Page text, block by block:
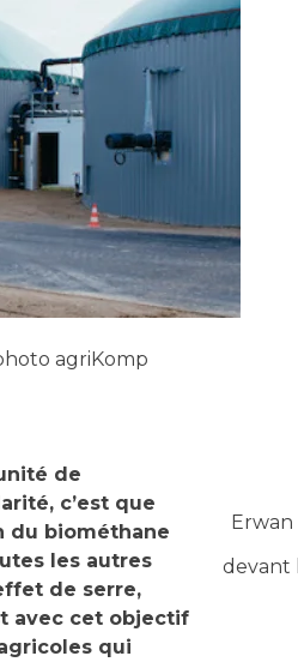
agriKomp
devant
de
c’est que
du biométhane
les autres
de serre,
avec cet objectif
qui